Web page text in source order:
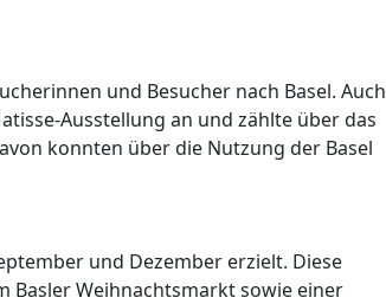
und Besucher nach Basel. Auch
Ausstellung an und zählte über das
konnten über die Nutzung der Basel
und Dezember erzielt. Diese
Basler Weihnachtsmarkt sowie einer